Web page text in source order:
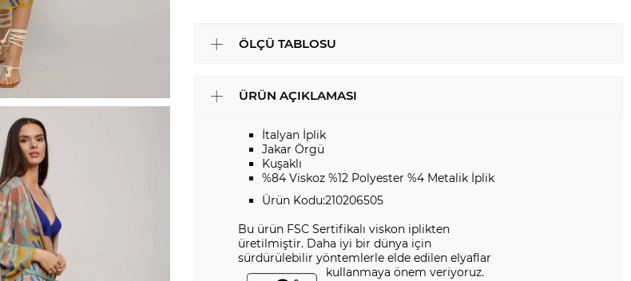
ÖLÇÜ TABLOSU
ÜRÜN AÇIKLAMASI
İtalyan İplik
Jakar Örgü
Kuşaklı
%84 Viskoz %12 Polyester %4 Metalik İplik
Ürün Kodu:210206505
Bu ürün FSC Sertifikalı viskon iplikten
üretilmiştir. Daha iyi bir dünya için
sürdürülebilir yöntemlerle elde edilen elyaflar
kullanmaya önem veriyoruz.